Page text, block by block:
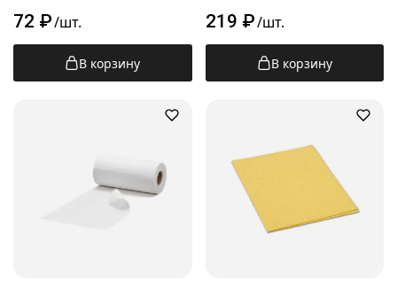
72 ₽/шт.
В корзину
219 ₽/шт.
В корзину